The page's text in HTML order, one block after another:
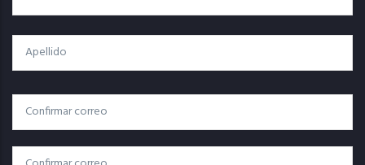
Apellido
Correo
Electrónico
Correo Electrónico
Confirmar Correo